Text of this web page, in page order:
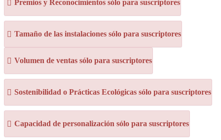
Premios y Reconocimientos sólo para suscriptores
Tamaño de las instalaciones sólo para suscriptores
Volumen de ventas sólo para suscriptores
Sostenibilidad o Prácticas Ecológicas sólo para suscriptores
Capacidad de personalización sólo para suscriptores